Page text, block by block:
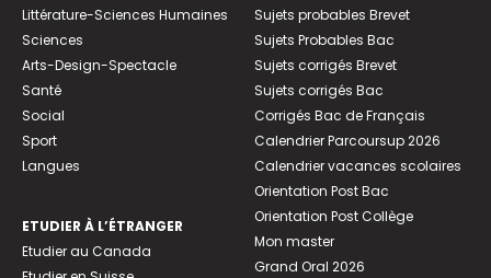
Littérature-Sciences Humaines
Sciences
Arts-Design-Spectacle
Santé
Social
Sport
Langues
ETUDIER À L’ÉTRANGER
Etudier au Canada
Sujets probables Brevet
Sujets Probables Bac
Sujets corrigés Brevet
Sujets corrigés Bac
Corrigés Bac de Français
Calendrier Parcoursup 2026
Calendrier vacances scolaires
Orientation Post Bac
Orientation Post Collège
Mon master
Grand Oral 2026